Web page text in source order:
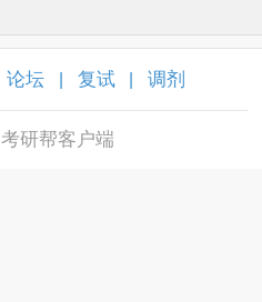
论坛 复试 调剂
考研帮客户端